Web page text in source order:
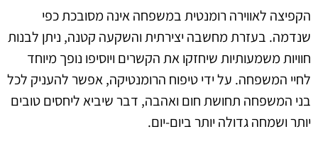
הקפיצה לאווירה רומנטית במשפחה אינה מסובכת כפי
שנדמה. בעזרת מחשבה יצירתית והשקעה קטנה, ניתן לבנות
חוויות משמעותיות שיחזקו את הקשרים ויוסיפו נופך מיוחד
לחיי המשפחה. על ידי טיפוח הרומנטיקה, אפשר להעניק לכל
בני המשפחה תחושת חום ואהבה, דבר שיביא ליחסים טובים
יותר ושמחה גדולה יותר ביום-יום.